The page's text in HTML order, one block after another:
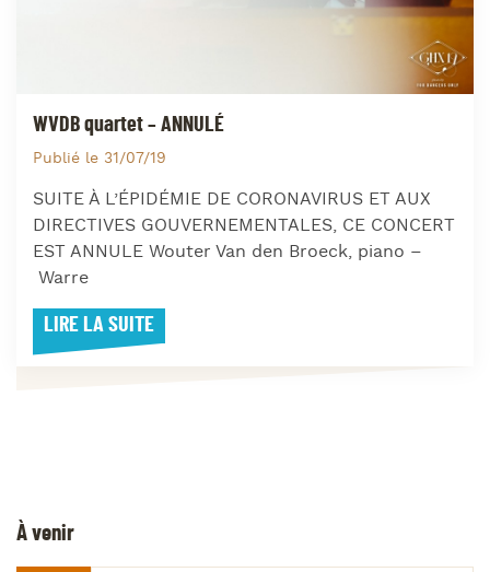
WVDB quartet – ANNULÉ
Publié le 31/07/19
SUITE À L’ÉPIDÉMIE DE CORONAVIRUS ET AUX
DIRECTIVES GOUVERNEMENTALES, CE CONCERT
EST ANNULE Wouter Van den Broeck, piano –
Warre
LIRE LA SUITE
À venir